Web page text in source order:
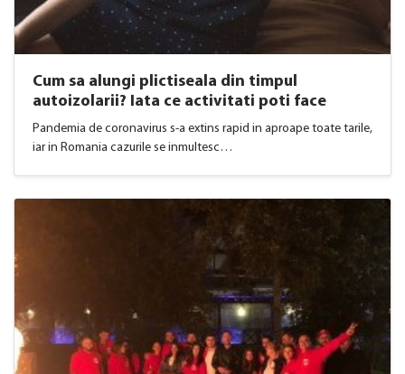
Cum sa alungi plictiseala din timpul
autoizolarii? Iata ce activitati poti face
Pandemia de coronavirus s-a extins rapid in aproape toate tarile,
iar in Romania cazurile se inmultesc…